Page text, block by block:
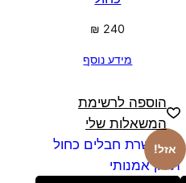
₪ 240
מידע נוסף
הוספה לרשימת
המשאלות שלי
אזל!